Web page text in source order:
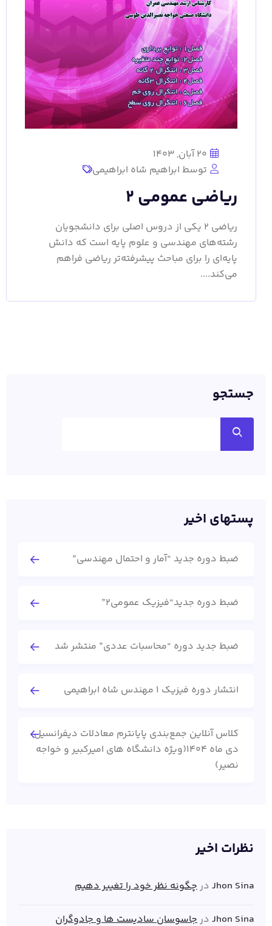
20 آبان, 1403
توسط ابراهیم شاه ابراهیمی
ریاضی عمومی 2
ریاضی 2 یکی از دروس اصلی برای دانشجویان
رشته‌های مهندسی و علوم پایه است که دانش
پایه‌ای را برای مباحث پیشرفته‌تر ریاضی فراهم
می‌کند....
جستجو
پستهای اخیر
ضبط دوره جدید “آمار و احتمال مهندسی”
ضبط دوره جدید“فیزیک عمومی2”
ضبط جدید دوره “محاسبات عددی” منتشر شد
انتشار دوره فیزیک 1 مهندس شاه ابراهیمی
کلاس آنلاین جمع‌بندی پایانترم معادلات دیفرانسیل
دی ماه 1404(ویژه دانشگاه های امیرکبیر و خواجه
نصیر)
نظرات اخیر
Jhon Sina در چگونه نظر خود را تغییر دهیم
Jhon Sina در جاسوسان سادیست ها و جادوگران